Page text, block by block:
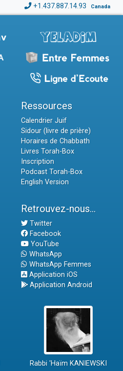
+1.437.887.14.93 Canada
Ressources
Calendrier Juif
Sidour (livre de prière)
Horaires de Chabbath
Livres Torah-Box
Inscription
Podcast Torah-Box
English Version
Retrouvez-nous...
Twitter
Facebook
YouTube
WhatsApp
WhatsApp Femmes
Application iOS
Application Android
Rabbi 'Haïm KANIEWSKI